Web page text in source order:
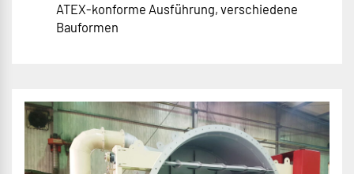
ATEX-konforme Ausführung, verschiedene
Bauformen